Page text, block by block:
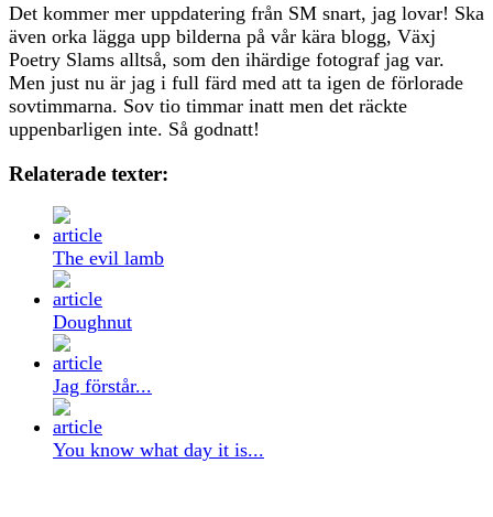
Det kommer mer uppdatering från SM snart, jag lovar! Ska
även orka lägga upp bilderna på vår kära blogg, Växj
Poetry Slams alltså, som den ihärdige fotograf jag var.
Men just nu är jag i full färd med att ta igen de förlorade
sovtimmarna. Sov tio timmar inatt men det räckte
uppenbarligen inte. Så godnatt!
Relaterade texter:
The evil lamb
Doughnut
Jag förstår...
You know what day it is...